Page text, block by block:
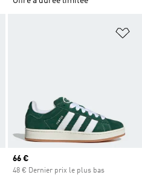
Ajouter à la Liste de produits
Prix actuel
66 €
48 € Dernier prix le plus bas